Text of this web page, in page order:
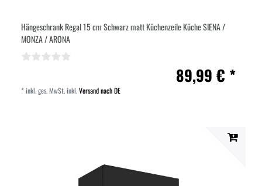
Hängeschrank Regal 15 cm Schwarz matt Küchenzeile Küche SIENA /
MONZA / ARONA
89,99 € *
*inkl. ges. MwSt.inkl.Versand nach DE